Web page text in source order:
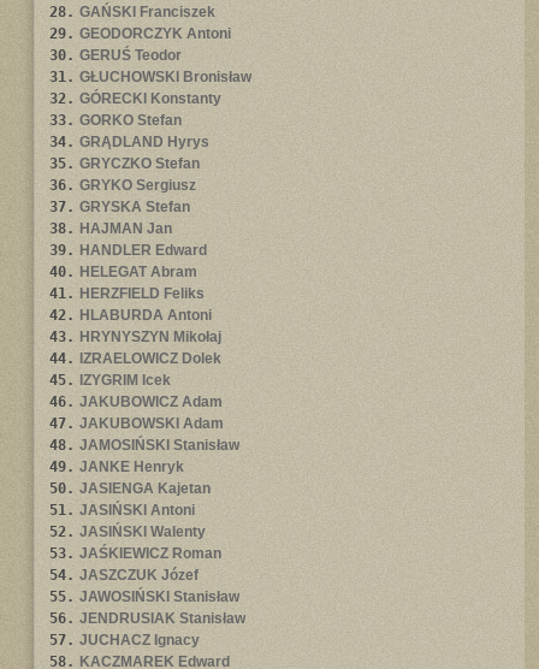
28. GAŃSKI Franciszek
29. GEODORCZYK Antoni
30. GERUŚ Teodor
31. GŁUCHOWSKI Bronisław
32. GÓRECKI Konstanty
33. GORKO Stefan
34. GRĄDLAND Hyrys
35. GRYCZKO Stefan
36. GRYKO Sergiusz
37. GRYSKA Stefan
38. HAJMAN Jan
39. HANDLER Edward
40. HELEGAT Abram
41. HERZFIELD Feliks
42. HLABURDA Antoni
43. HRYNYSZYN Mikołaj
44.
IZRAELOWICZ Dolek
45.
IZYGRIM Icek
46. JAKUBOWICZ Adam
47. JAKUBOWSKI Adam
48. JAMOSIŃSKI Stanisław
49. JANKE Henryk
50. JASIENGA Kajetan
51. JASIŃSKI Antoni
52. JASIŃSKI Walenty
53. JAŚKIEWICZ Roman
54. JASZCZUK Józef
55. JAWOSIŃSKI Stanisław
56. JENDRUSIAK Stanisław
57. JUCHACZ Ignacy
58. KACZMAREK Edward